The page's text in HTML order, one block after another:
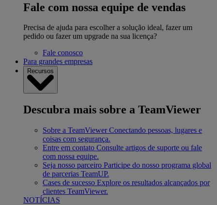
Fale com nossa equipe de vendas
Precisa de ajuda para escolher a solução ideal, fazer um
pedido ou fazer um upgrade na sua licença?
Fale conosco
Para grandes empresas
Recursos
Descubra mais sobre a TeamViewer
Sobre a TeamViewer Conectando pessoas, lugares e
coisas com segurança.
Entre em contato Consulte artigos de suporte ou fale
com nossa equipe.
Seja nosso parceiro Participe do nosso programa global
de parcerias TeamUP.
Cases de sucesso Explore os resultados alcançados por
clientes TeamViewer.
NOTÍCIAS